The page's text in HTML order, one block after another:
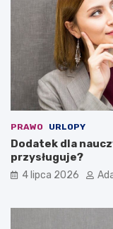
PRAWO URLOPY
Dodatek dla
przysługuje?
4 lipca 2026